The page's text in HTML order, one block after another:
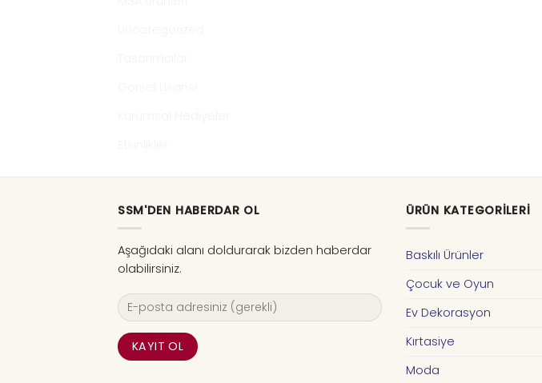
SSM'DEN HABERDAR OL
Aşağıdaki alanı doldurarak bizden haberdar
olabilirsiniz.
ÜRÜN KATEGORILERI
Baskılı Ürünler
Çocuk ve Oyun
Ev Dekorasyon
Kırtasiye
Moda